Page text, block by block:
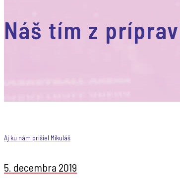
Náš tím z
Aj ku nám prišiel Mikuláš
5. decembra 2019